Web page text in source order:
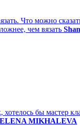
Что можно
чем вязать
хотелось бы мастер
ELENA MIKHALEVA